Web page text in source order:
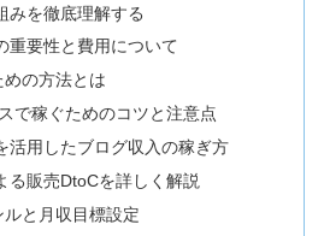
みを徹底理解する
重要性と費用について
の方法とは
で稼ぐためのコツと注意点
活用したブログ収入の稼ぎ方
る販売DtoCを詳しく解説
と月収目標設定